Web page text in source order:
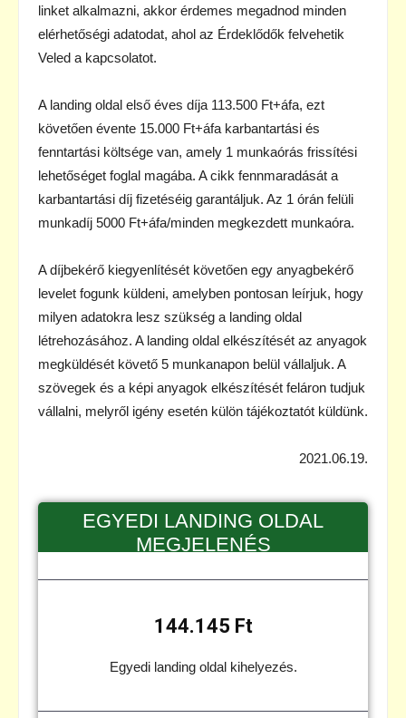
linket alkalmazni, akkor érdemes megadnod minden
elérhetőségi adatodat, ahol az Érdeklődők felvehetik
Veled a kapcsolatot.
A landing oldal első éves díja 113.500 Ft+áfa, ezt
követően évente 15.000 Ft+áfa karbantartási és
fenntartási költsége van, amely 1 munkaórás frissítési
lehetőséget foglal magába. A cikk fennmaradását a
karbantartási díj fizetéséig garantáljuk. Az 1 órán felüli
munkadíj 5000 Ft+áfa/minden megkezdett munkaóra.
A díjbekérő kiegyenlítését követően egy anyagbekérő
levelet fogunk küldeni, amelyben pontosan leírjuk, hogy
milyen adatokra lesz szükség a landing oldal
létrehozásához. A landing oldal elkészítését az anyagok
megküldését követő 5 munkanapon belül vállaljuk. A
szövegek és a képi anyagok elkészítését feláron tudjuk
vállalni, melyről igény esetén külön tájékoztatót küldünk.
2021.06.19.
EGYEDI LANDING OLDAL
MEGJELENÉS
144.145 Ft
Egyedi landing oldal kihelyezés.